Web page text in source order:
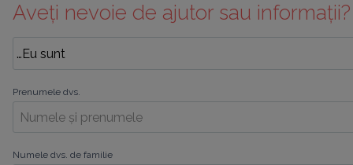
Aveți nevoie de ajutor sau informații?
Prenumele dvs.
Numele dvs. de familie